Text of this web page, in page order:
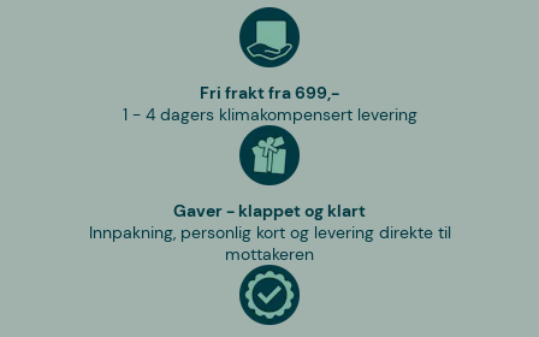
Fri frakt fra 699,-
1 - 4 dagers klimakompensert levering
Gaver - klappet og klart
Innpakning, personlig kort og levering direkte til
mottakeren